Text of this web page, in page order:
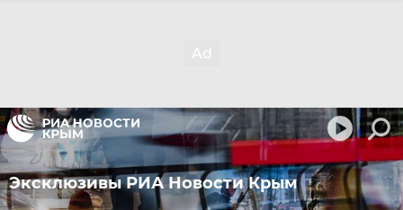
Эксклюзивы РИА Новости Крым